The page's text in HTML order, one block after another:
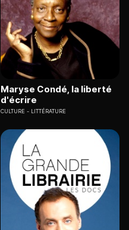
Maryse Condé, la liberté
d'écrire
CULTURE LITTÉRATURE